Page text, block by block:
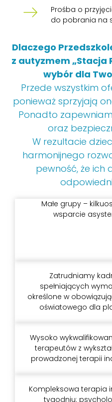
Prośba o
do pobrania na
Dlaczego
z autyzmem „Stacja
wybór dla
Przede wszystkim
ponieważ sprzyjają
Ponadto
oraz
W rezultacie
harmonijnego
pewność, że ich
Małe grupy –
wsparcie
Zatrudniamy
spełniających
określone w
oświatowego dla
Wysoko
terapeutów z
prowadzonej terapii
Kompleksowa terapia
tygodniu: